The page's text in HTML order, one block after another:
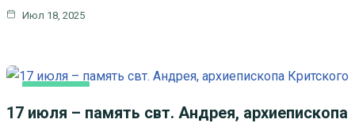
Июл 18, 2025
17 июля – память свт. Андрея, архиепископа